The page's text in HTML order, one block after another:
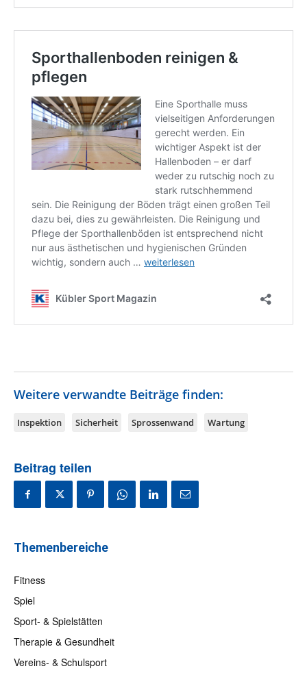
Weitere verwandte Beiträge finden:
Inspektion Sicherheit Sprossenwand Wartung
Beitrag teilen
Themenbereiche
Fitness
Spiel
Sport- & Spielstätten
Therapie & Gesundheit
Vereins- & Schulsport